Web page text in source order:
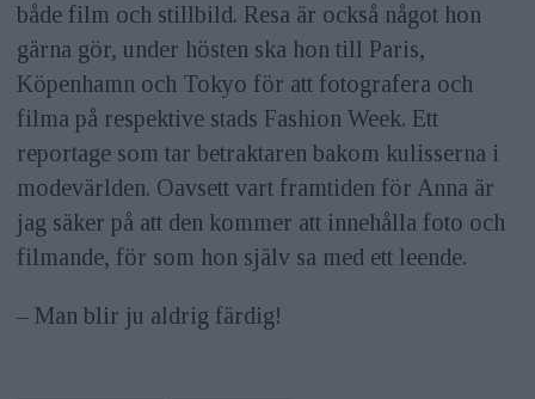
både film och stillbild. Resa är också något hon
gärna gör, under hösten ska hon till Paris,
Köpenhamn och Tokyo för att fotografera och
filma på respektive stads Fashion Week. Ett
reportage som tar betraktaren bakom kulisserna i
modevärlden. Oavsett vart framtiden för Anna är
jag säker på att den kommer att innehålla foto och
filmande, för som hon själv sa med ett leende.
– Man blir ju aldrig färdig!